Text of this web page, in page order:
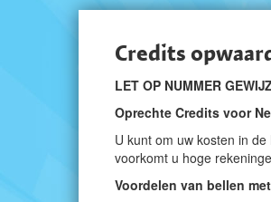
Credits
LET OP NUMMER
Oprechte Credits voor
U kunt om uw kosten in
voorkomt u hoge
Voordelen van bellen